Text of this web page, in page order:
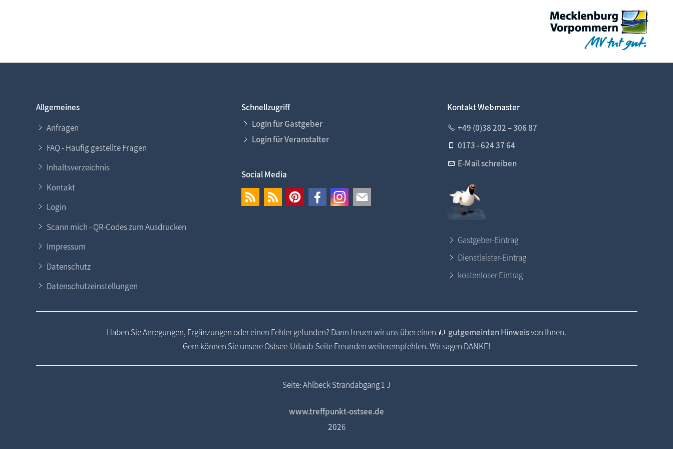
Allgemeines
Anfragen
FAQ - Häufig gestellte Fragen
Inhaltsverzeichnis
Kontakt
Login
Scann mich - QR-Codes zum Ausdrucken
Impressum
Datenschutz
Datenschutzeinstellungen
Schnellzugriff
Login für Gastgeber
Login für Veranstalter
Social Media
Kontakt Webmaster
+49 (0)38 202 – 306 87
0173 - 624 37 64
E-Mail schreiben
Gastgeber-Eintrag
Dienstleister-Eintrag
kostenloser Eintrag
Haben Sie Anregungen, Ergänzungen oder einen Fehler gefunden? Dann freuen wir uns über einen gutgemeinten Hinweisvon Ihnen.
Gern können Sie unsere Ostsee-Urlaub-Seite Freunden weiterempfehlen. Wir sagen DANKE!
Seite: Ahlbeck Strandabgang 1 J
www.treffpunkt-ostsee.de
2026